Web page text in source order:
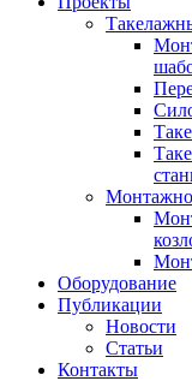
Оборудование
Публикации
Новости
Статьи
Контакты